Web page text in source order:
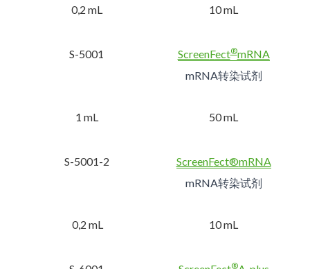
0,2 mL 10 mL
S-5001 ScreenFect®mRNA
mRNA转染试剂
1 mL 50 mL
S-5001-2 ScreenFect®mRNA
mRNA转染试剂
0,2 mL 10 mL
®